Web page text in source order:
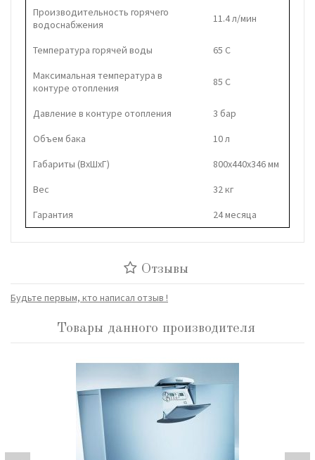
Производительность горячего
водоснабжения
11.4 л/мин
Температура горячей воды
65 C
Максимальная температура в
контуре отопления
85 C
Давление в контуре отопления
3 бар
Объем бака
10 л
Габариты (ВхШхГ)
800х440x346 мм
Вес
32 кг
Гарантия
24 месяца
Отзывы
Будьте первым, кто написал отзыв !
Товары данного производителя